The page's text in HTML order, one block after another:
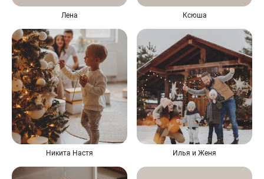
Лена Ксюша
Никита Настя Илья и Женя